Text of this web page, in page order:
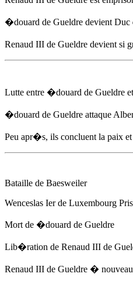
�douard de Gueldre devient Duc
Renaud III de Gueldre devient si
Lutte entre �douard de Gueldre
�douard de Gueldre attaque
Peu apr�s, ils concluent la paix
Bataille de Baesweiler
Wenceslas Ier de Luxembourg
Mort de �douard de Gueldre
Lib�ration de Renaud III de
Renaud III de Gueldre �